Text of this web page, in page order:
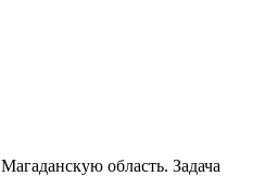
область. Задача